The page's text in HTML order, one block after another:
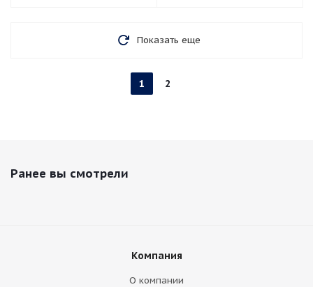
Показать еще
1 2
Ранее вы смотрели
Компания
О компании